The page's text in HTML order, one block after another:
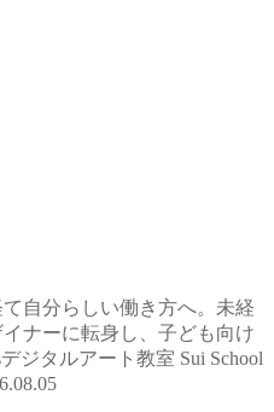
自分らしい働き方へ。未経
ナーに転身し、子ども向け
ジタルアート教室 Sui School